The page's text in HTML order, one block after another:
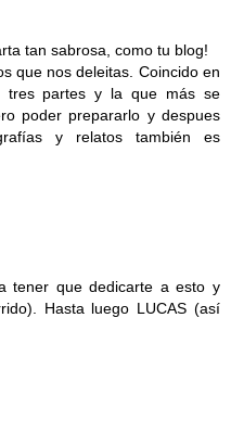
tan sabrosa, como tu blog!
que nos deleitas. Coincido en
tres partes y la que más se
poder prepararlo y despues
y relatos también es
tener que dedicarte a esto y
Hasta luego LUCAS (así